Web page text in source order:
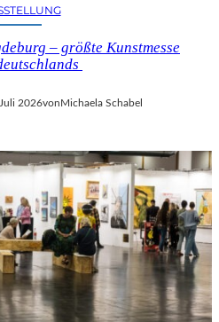
– größte Kunstmesse
2026vonMichaela Schabel